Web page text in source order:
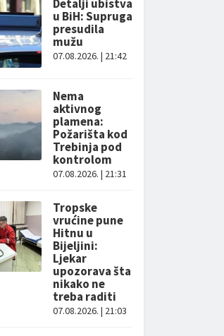
Detalji ubistva
u BiH: Supruga
presudila
mužu
07.08.2026. | 21:42
Nema
aktivnog
plamena:
Požarišta kod
Trebinja pod
kontrolom
07.08.2026. | 21:31
Tropske
vrućine pune
Hitnu u
Bijeljini:
Ljekar
upozorava šta
nikako ne
treba raditi
07.08.2026. | 21:03